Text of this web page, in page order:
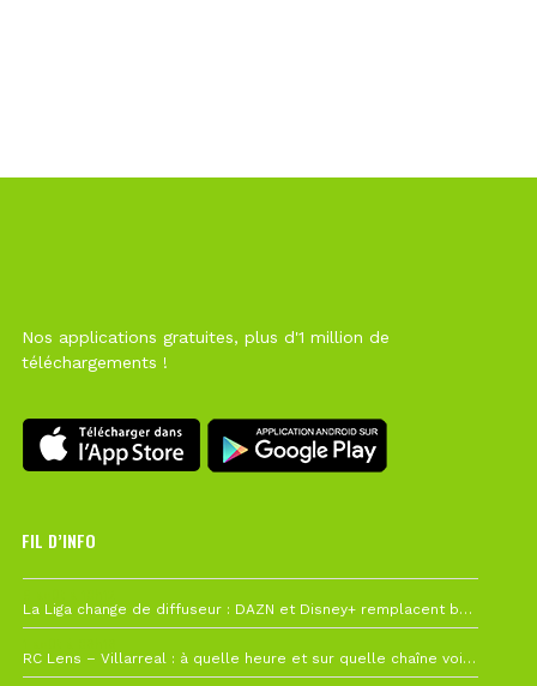
Nos applications gratuites, plus d'1 million de
téléchargements !
FIL D’INFO
La Liga change de diffuseur : DAZN et Disney+ remplacent beIN Sports !
RC Lens – Villarreal : à quelle heure et sur quelle chaîne voir la finale de la Como Cup ?